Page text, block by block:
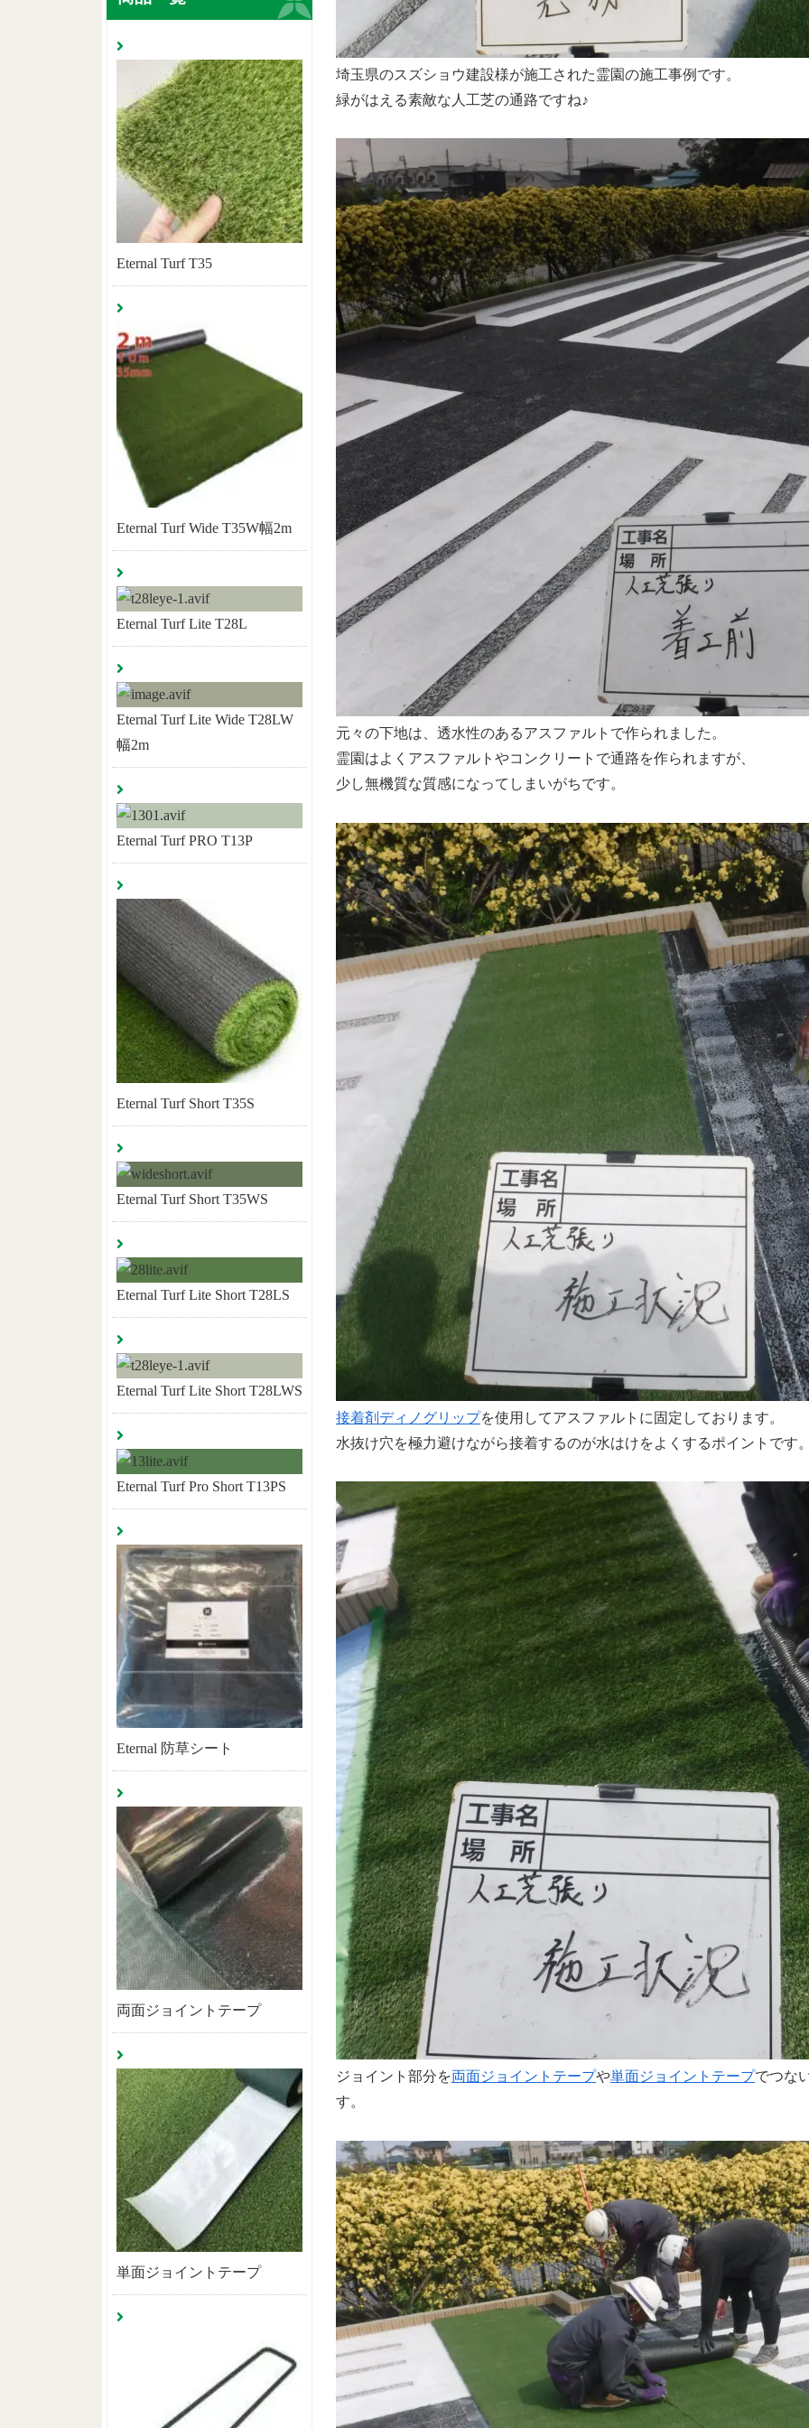
埼玉県のスズショウ建設様が施工された霊園の施工事例です。
緑がはえる素敵な人工芝の通路ですね♪
元々の下地は、透水性のあるアスファルトで作られました。
霊園はよくアスファルトやコンクリートで通路を作られますが、
少し無機質な質感になってしまいがちです。
接着剤ディノグリップを使用してアスファルトに固定しております。
水抜け穴を極力避けながら接着するのが水はけをよくするポイントです
ジョイント部分を両面ジョイントテープや単面ジョイントテープでつな
す。
Eternal Turf T35
Eternal Turf Wide T35W幅2m
Eternal Turf Lite T28L
Eternal Turf Lite Wide T28LW
幅2m
Eternal Turf PRO T13P
Eternal Turf Short T35S
Eternal Turf Short T35WS
Eternal Turf Lite Short T28LS
Eternal Turf Lite Short T28LWS
Eternal Turf Pro Short T13PS
Eternal 防草シート
両面ジョイントテープ
単面ジョイントテープ